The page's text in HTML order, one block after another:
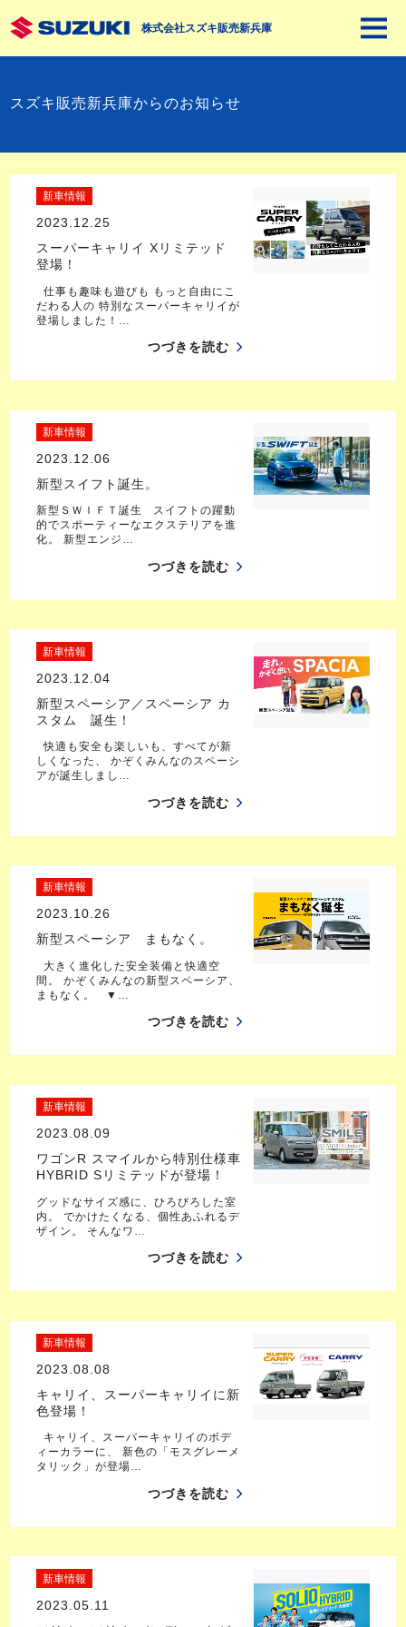
株式会社スズキ販売新兵庫
スズキ販売新兵庫からのお知らせ
新車情報
2023.12.25
スーパーキャリイ Xリミテッド
登場！
仕事も趣味も遊びも もっと自由にこ
だわる人の 特別なスーパーキャリイが
登場しました！…
つづきを読む
新車情報
2023.12.06
新型スイフト誕生。
新型ＳＷＩＦＴ誕生 スイフトの躍動
的でスポーティーなエクステリアを進
化。 新型エンジ…
つづきを読む
新車情報
2023.12.04
新型スペーシア／スペーシア カ
スタム 誕生！
快適も安全も楽しいも、すべてが新
しくなった、 かぞくみんなのスペーシ
アが誕生しまし…
つづきを読む
新車情報
2023.10.26
新型スペーシア まもなく。
大きく進化した安全装備と快適空
間。 かぞくみんなの新型スペーシア、
まもなく。 ▼…
つづきを読む
新車情報
2023.08.09
ワゴンR スマイルから特別仕様車
HYBRID Sリミテッドが登場！
グッドなサイズ感に、ひろびろした室
内。 でかけたくなる、個性あふれるデ
ザイン。 そんなワ…
つづきを読む
新車情報
2023.08.08
キャリイ、スーパーキャリイに新
色登場！
キャリイ、スーパーキャリイのボデ
ィーカラーに、 新色の「モスグレーメ
タリック」が登場…
つづきを読む
新車情報
2023.05.11